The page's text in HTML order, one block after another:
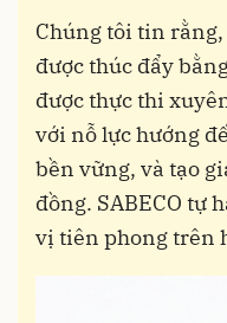
Chúng tôi tin
được thúc đẩy
được thực thi
với nỗ lực hướng
bền vững, và tạo
đồng. SABECO tự
vị tiên phong trên